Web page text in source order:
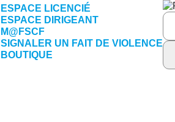
ESPACE LICENCIÉ
ESPACE DIRIGEANT
M@FSCF
SIGNALER UN FAIT DE VIOLENCE
BOUTIQUE